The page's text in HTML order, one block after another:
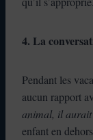
4. La
Pendant les
aucun rapport
animal, il
enfant en